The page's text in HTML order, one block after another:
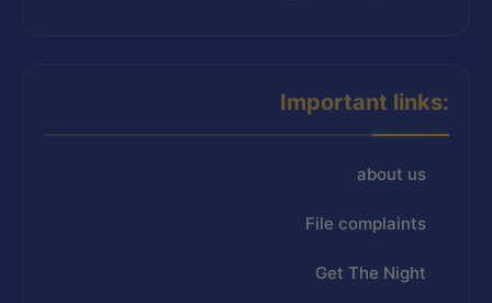
Important links:
about us
File complaints
Get The Night